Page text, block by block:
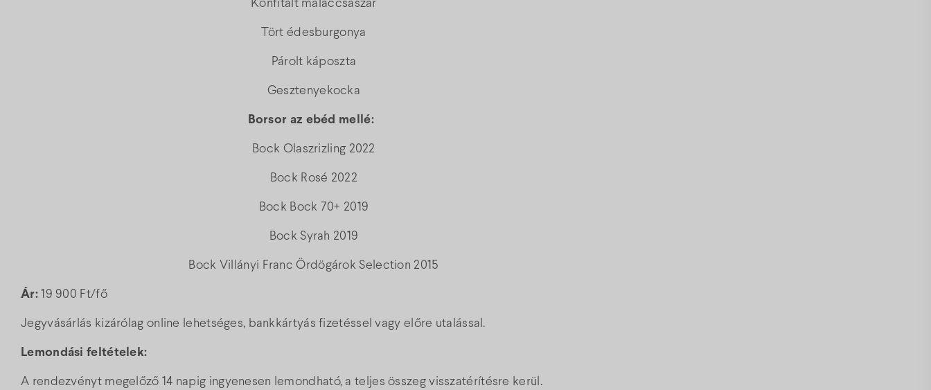
Konfitált malaccsászár
Tört édesburgonya
Párolt káposzta
Gesztenyekocka
Borsor az ebéd mellé:
Bock Olaszrizling 2022
Bock Rosé 2022
Bock Bock 70+ 2019
Bock Syrah 2019
Bock Villányi Franc Ördögárok Selection 2015
Ár:19 900 Ft/fő
Jegyvásárlás kizárólag online lehetséges, bankkártyás fizetéssel vagy előre utalással.
Lemondási feltételek:
A rendezvényt megelőző 14 napig ingyenesen lemondható, a teljes összeg visszatérítésre kerül.